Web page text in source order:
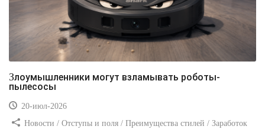
Злоумышленники могут взламывать роботы-
пылесосы
20-июл-2026
Новости / Отступы и поля / Преимущества стилей / Заработок